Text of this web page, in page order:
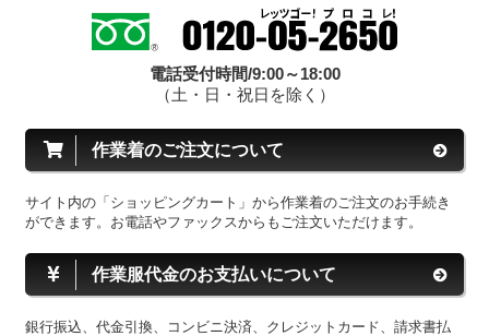
電話受付時間/9:00～18:00
（土・日・祝日を除く）
作業着のご注文について
サイト内の「ショッピングカート」から作業着のご注文のお手続き
ができます。お電話やファックスからもご注文いただけます。
作業服代金のお支払いについて
銀行振込、代金引換、コンビニ決済、クレジットカード、請求書払